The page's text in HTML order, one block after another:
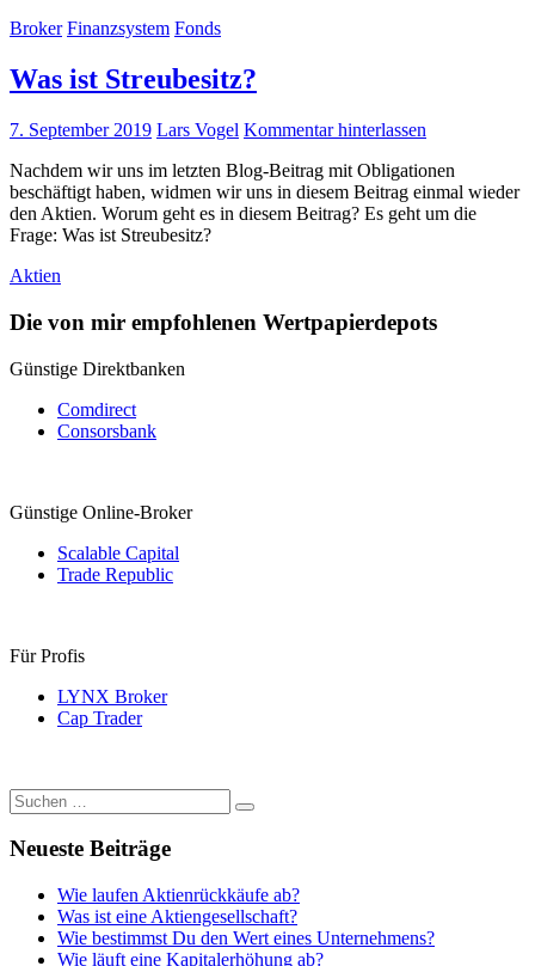
Broker Finanzsystem Fonds
Was ist Streubesitz?
7. September 2019 Lars Vogel Kommentar hinterlassen
Nachdem wir uns im letzten Blog-Beitrag mit Obligationen
beschäftigt haben, widmen wir uns in diesem Beitrag einmal wieder
den Aktien. Worum geht es in diesem Beitrag? Es geht um die
Frage: Was ist Streubesitz?
Aktien
Die von mir empfohlenen Wertpapierdepots
Günstige Direktbanken
Comdirect
Consorsbank
Günstige Online-Broker
Scalable Capital
Trade Republic
Für Profis
LYNX Broker
Cap Trader
Suchen
nach:
Suchen
Neueste Beiträge
Wie laufen Aktienrückkäufe ab?
Was ist eine Aktiengesellschaft?
Wie bestimmst Du den Wert eines Unternehmens?
Wie läuft eine Kapitalerhöhung ab?